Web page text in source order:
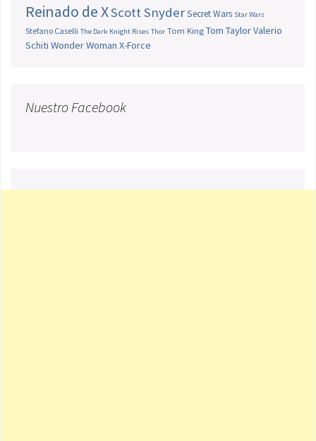
Reinado de XScott SnyderSecret Wars Star Wars
Stefano Caselli The Dark Knight Rises Thor Tom King Tom TaylorValerio
Schiti Wonder Woman X-Force
Nuestro Facebook